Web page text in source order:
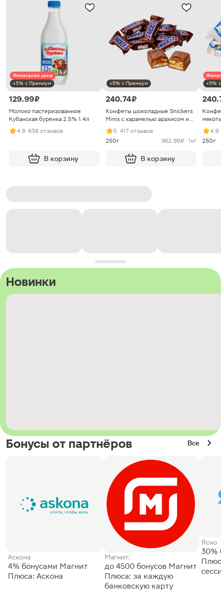
Финальная цена
+5% с Премиум
129.99 ₽
Молоко пастеризованное
Кубанская буренка 2.5% 1.4л
4.9· 638 отзывов
В корзину
+5% с Премиум
240.74 ₽
Конфеты шоколадные Snickers
Minis с карамелью арахисом и
нугой
5· 417 отзывов
250г
962.99 ₽ · 1кг
В корзину
+5%
4.9
250г
Новинки
Бонусы от партнёров Все
Аскона
4% бонусами Магнит
Плюса: Аскона
Магнит:
до 4500 бонусов Магнит
Плюса: за каждую
банковскую карту
Ясно
30%